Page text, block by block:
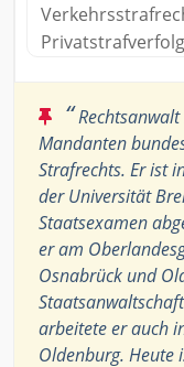
“
Mandanten
Strafrechts. Er ist
der Universität
Staatsexamen
er am
Osnabrück und
arbeitete er auch
Oldenburg. Heute